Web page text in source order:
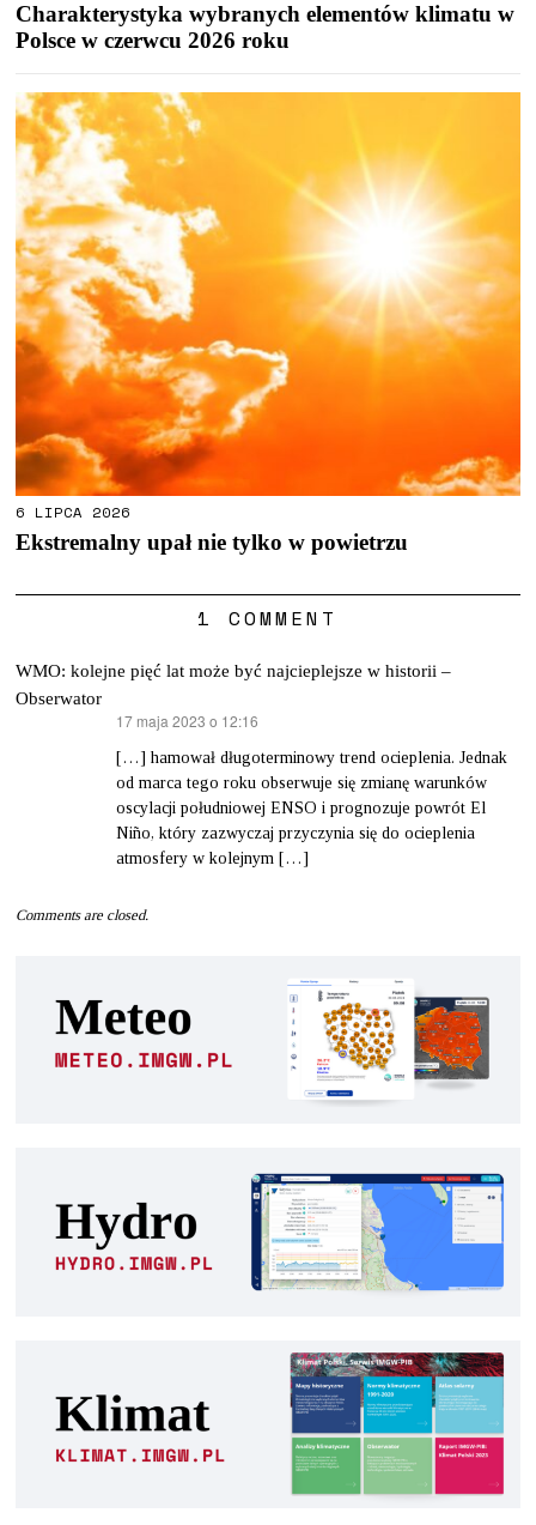
Charakterystyka wybranych elementów klimatu w
Polsce w czerwcu 2026 roku
6 LIPCA 2026
Ekstremalny upał nie tylko w powietrzu
1 COMMENT
WMO: kolejne pięć lat może być najcieplejsze w historii –
Obserwator
17 maja 2023 o 12:16
[…] hamował długoterminowy trend ocieplenia. Jednak
od marca tego roku obserwuje się zmianę warunków
oscylacji południowej ENSO i prognozuje powrót El
Niño, który zazwyczaj przyczynia się do ocieplenia
atmosfery w kolejnym […]
Comments are closed.